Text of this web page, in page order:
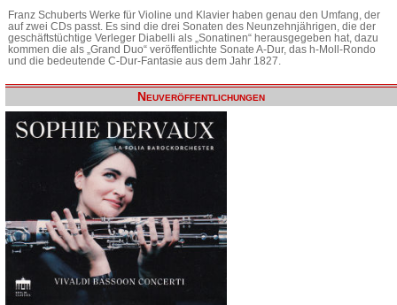
Franz Schuberts Werke für Violine und Klavier haben genau den Umfang, der
auf zwei CDs passt. Es sind die drei Sonaten des Neunzehnjährigen, die der
geschäftstüchtige Verleger Diabelli als „Sonatinen“ herausgegeben hat, dazu
kommen die als „Grand Duo“ veröffentlichte Sonate A-Dur, das h-Moll-Rondo
und die bedeutende C-Dur-Fantasie aus dem Jahr 1827.
Neuveröffentlichungen